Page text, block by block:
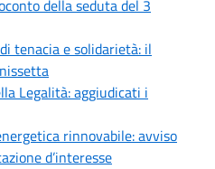
della seduta del 3
tenacia e solidarietà: il
Legalità: aggiudicati i
rinnovabile: avviso
d’interesse